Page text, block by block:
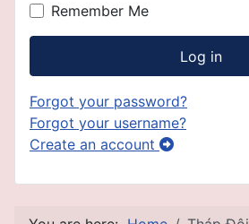
Remember Me
Log in
Forgot your password?
Forgot your username?
Create an account